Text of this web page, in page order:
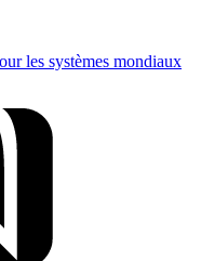
les systèmes mondiaux